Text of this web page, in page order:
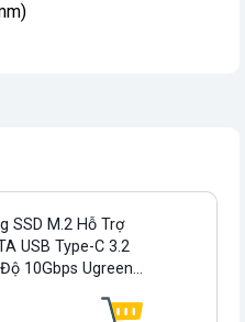
SSD M.2 Hỗ Trợ
USB Type-C 3.2
10Gbps Ugreen...